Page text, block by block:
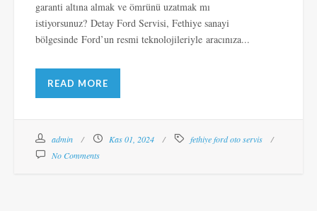
garanti altına almak ve ömrünü uzatmak mı
istiyorsunuz? Detay Ford Servisi, Fethiye sanayi
bölgesinde Ford’un resmi teknolojileriyle aracınıza...
READ MORE
admin Kas 01, 2024
fethiye ford oto servis
No Comments